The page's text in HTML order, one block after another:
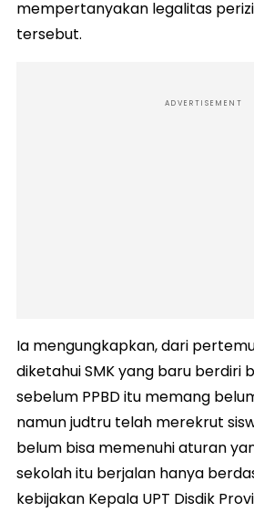
mempertanyakan legalitas
tersebut.
ADVERTISEMENT
Ia mengungkapkan, dari
diketahui SMK yang baru berdiri
sebelum PPBD itu memang
namun judtru telah merekrut
belum bisa memenuhi aturan
sekolah itu berjalan hanya
kebijakan Kepala UPT Disdik